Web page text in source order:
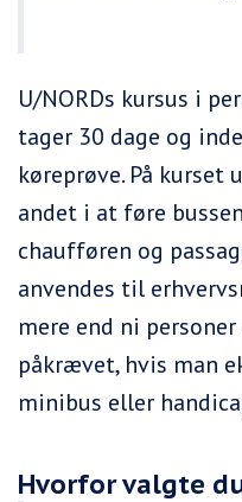
U/NORDs kursus i
tager 30 dage og
køreprøve. På kurset
andet i at føre
chaufføren og
anvendes til
mere end ni
påkrævet, hvis man
minibus eller
Hvorfor valgte